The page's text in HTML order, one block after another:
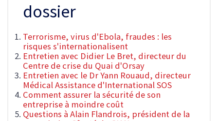
dossier
Terrorisme, virus d'Ebola, fraudes : les
risques s'internationalisent
Entretien avec Didier Le Bret, directeur du
Centre de crise du Quai d'Orsay
Entretien avec le Dr Yann Rouaud, directeur
Médical Assistance d'International SOS
Comment assurer la sécurité de son
entreprise à moindre coût
Questions à Alain Flandrois, président de la